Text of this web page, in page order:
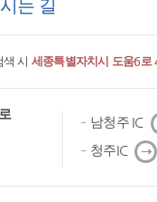
는 길
색 시 세종특별자치시 도움6로
남청주 IC
청주IC 다
음